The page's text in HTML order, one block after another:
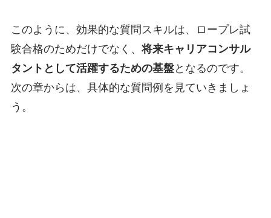
このように、効果的な質問スキルは、ロープレ試
験合格のためだけでなく、 将来キャリアコンサル
タントとして活躍するための基盤となるのです。
次の章からは、具体的な質問例を見ていきましょ
う。